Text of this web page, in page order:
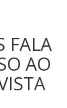
FALA
AO